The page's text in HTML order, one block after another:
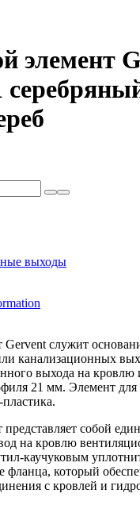
элемент
выходы
Gervent служит
канализационных
выхода на кровлю
21 мм. Элемент для
собой
на кровлю
каучуковым
фланца, который
с кровлей и